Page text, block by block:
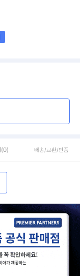
(0) 배송/교환/반품